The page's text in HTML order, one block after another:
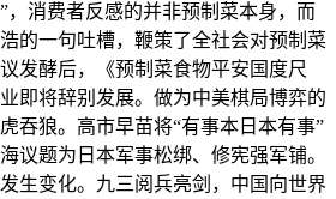
，消费者反感的并非预制菜本身，而
的一句吐槽，鞭策了全社会对预制菜
发酵后，《预制菜食物平安国度尺
即将辞别发展。做为中美棋局博弈的
吞狼。高市早苗将“有事本日本有事”
议题为日本军事松绑、修宪强军铺。
生变化。九三阅兵亮剑，中国向世界